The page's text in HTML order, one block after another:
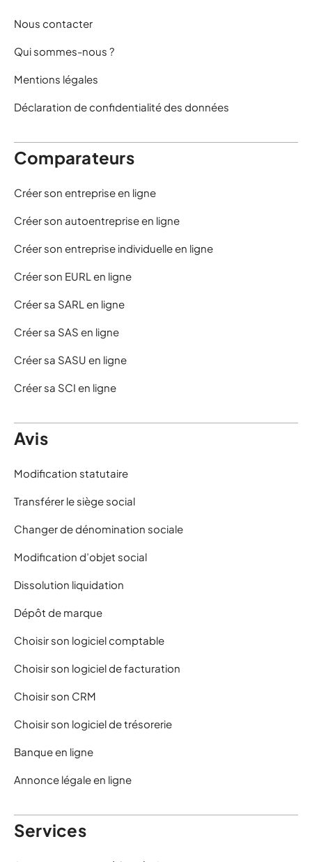
Nous contacter
Qui sommes-nous ?
Mentions légales
Déclaration de confidentialité des données
Comparateurs
Créer son entreprise en ligne
Créer son autoentreprise en ligne
Créer son entreprise individuelle en ligne
Créer son EURL en ligne
Créer sa SARL en ligne
Créer sa SAS en ligne
Créer sa SASU en ligne
Créer sa SCI en ligne
Avis
Modification statutaire
Transférer le siège social
Changer de dénomination sociale
Modification d’objet social
Dissolution liquidation
Dépôt de marque
Choisir son logiciel comptable
Choisir son logiciel de facturation
Choisir son CRM
Choisir son logiciel de trésorerie
Banque en ligne
Annonce légale en ligne
Services